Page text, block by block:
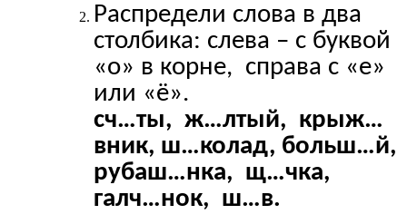
Распредели слова в два
столбика: слева – с буквой
«о» в корне, справа с «е»
или «ё».
сч…ты, ж…лтый, крыж…
вник, ш…колад, больш…й,
рубаш…нка, щ…чка,
галч…нок, ш…в.